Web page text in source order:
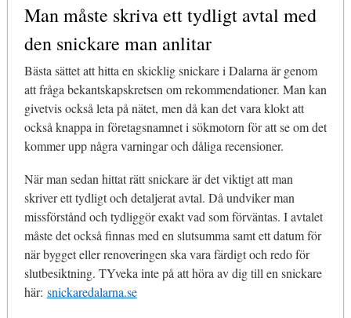
Man måste skriva ett tydligt avtal med
den snickare man anlitar
Bästa sättet att hitta en skicklig snickare i Dalarna är genom
att fråga bekantskapskretsen om rekommendationer. Man kan
givetvis också leta på nätet, men då kan det vara klokt att
också knappa in företagsnamnet i sökmotorn för att se om det
kommer upp några varningar och dåliga recensioner.
När man sedan hittat rätt snickare är det viktigt att man
skriver ett tydligt och detaljerat avtal. Då undviker man
missförstånd och tydliggör exakt vad som förväntas. I avtalet
måste det också finnas med en slutsumma samt ett datum för
när bygget eller renoveringen ska vara färdigt och redo för
slutbesiktning. TYveka inte på att höra av dig till en snickare
här: snickaredalarna.se